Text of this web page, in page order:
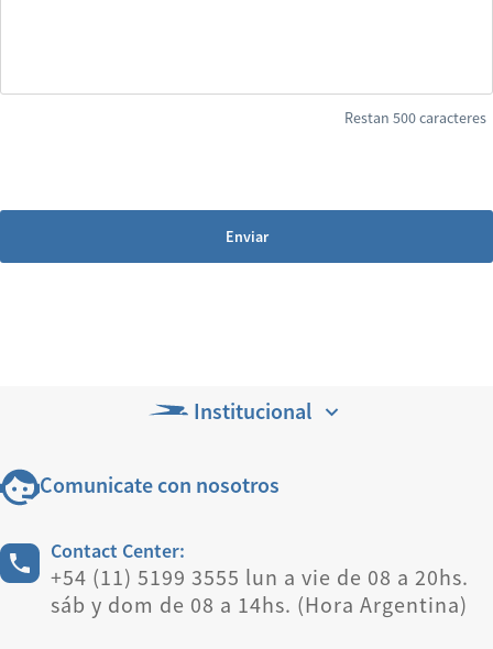
Restan 500 caracteres
Enviar
Institucional
Comunicate con nosotros
Contact Center:
+54 (11) 5199 3555 lun a vie de 08 a 20hs.
sáb y dom de 08 a 14hs. (Hora Argentina)